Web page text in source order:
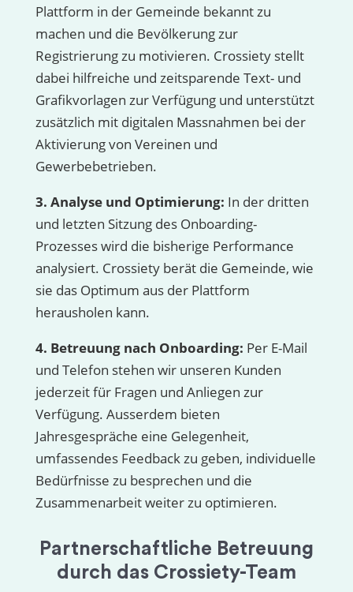
Plattform in der Gemeinde bekannt zu
machen und die Bevölkerung zur
Registrierung zu motivieren. Crossiety stellt
dabei hilfreiche und zeitsparende Text- und
Grafikvorlagen zur Verfügung und unterstützt
zusätzlich mit digitalen Massnahmen bei der
Aktivierung von Vereinen und
Gewerbebetrieben.
3. Analyse und Optimierung: In der dritten
und letzten Sitzung des Onboarding-
Prozesses wird die bisherige Performance
analysiert. Crossiety berät die Gemeinde, wie
sie das Optimum aus der Plattform
herausholen kann.
4. Betreuung nach Onboarding: Per E-Mail
und Telefon stehen wir unseren Kunden
jederzeit für Fragen und Anliegen zur
Verfügung. Ausserdem bieten
Jahresgespräche eine Gelegenheit,
umfassendes Feedback zu geben, individuelle
Bedürfnisse zu besprechen und die
Zusammenarbeit weiter zu optimieren.
Partnerschaftliche Betreuung
durch das Crossiety-Team